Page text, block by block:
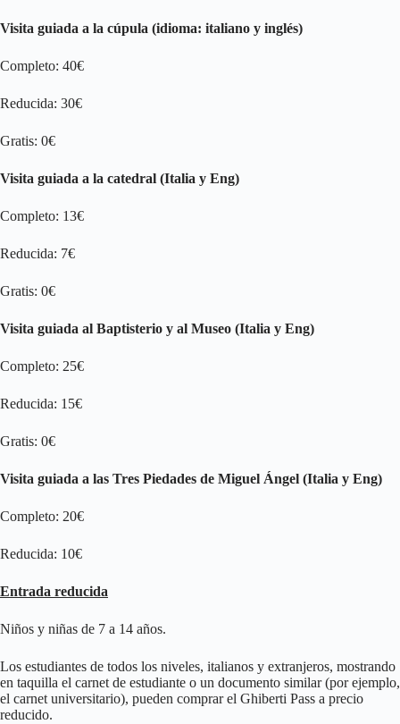
Visita guiada a la cúpula (idioma: italiano y inglés)
Completo: 40€
Reducida: 30€
Gratis: 0€
Visita guiada a la catedral (Italia y Eng)
Completo: 13€
Reducida: 7€
Gratis: 0€
Visita guiada al Baptisterio y al Museo (Italia y Eng)
Completo: 25€
Reducida: 15€
Gratis: 0€
Visita guiada a las Tres Piedades de Miguel Ángel (Italia y Eng)
Completo: 20€
Reducida: 10€
Entrada reducida
Niños y niñas de 7 a 14 años.
Los estudiantes de todos los niveles, italianos y extranjeros, mostrando
en taquilla el carnet de estudiante o un documento similar (por ejemplo,
el carnet universitario), pueden comprar el Ghiberti Pass a precio
reducido.